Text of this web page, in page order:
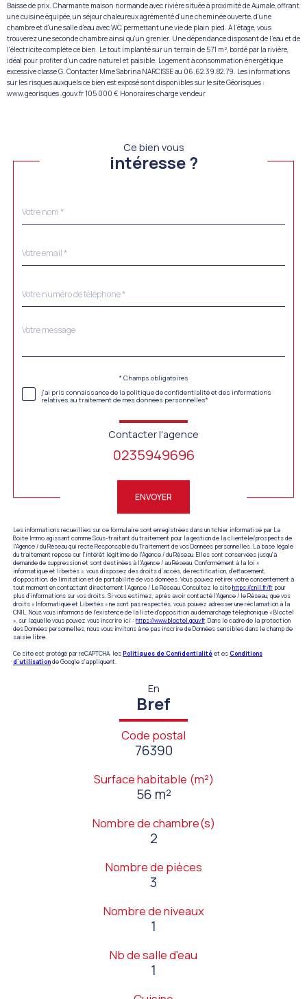
Baisse de prix. Charmante maison normande avec rivière située à proximité de Aumale, offrant
une cuisine équipée, un séjour chaleureux agrémenté d'une cheminée ouverte, d'une
chambre et d'une salle d'eau avec WC permettant une vie de plain pied. A l'étage, vous
trouverez une seconde chambre ainsi qu'un grenier. Une dépendance disposant de l'eau et de
l'électricite compléte ce bien. Le tout implanté sur un terrain de 571 m², bordé par la rivière,
idéal pour profiter d'un cadre naturel et paisible. Logement à consommation énergétique
excessive classe G. Contacter Mme Sabrina NARCISSE au 06.62.39.82.79. Les informations
sur les risques auxquels ce bien est exposé sont disponibles sur le site Géorisques :
www.georisques .gouv.fr 105 000 € Honoraires charge vendeur
Ce bien vous
intéresse ?
par
*
*
*
Fieldset
Message
*
* Champs obligatoires
j'ai pris connaissance de la politique de confidentialité et des informations
relatives au traitement de mes données personnelles*
Contacter l'agence
0235949696
ENVOYER
Les informations recueillies sur ce formulaire sont enregistrées dans un fichier informatisé par La
Boite Immo agissant comme Sous-traitant du traitement pour la gestion de la clientèle/prospects de
l'Agence / du Réseau qui reste Responsable du Traitement de vos Données personnelles. La base légale
du traitement repose sur l'intérêt légitime de l'Agence / du Réseau. Elles sont conservées jusqu'à
demande de suppression et sont destinées à l'Agence / au Réseau. Conformément à la loi «
informatique et libertés », vous disposez des droits d’accès, de rectification, d’effacement,
d’opposition, de limitation et de portabilité de vos données. Vous pouvez retirer votre consentement à
tout moment en contactant directement l’Agence / Le Réseau. Consultez le sitehttps://cnil.fr/fr pour
plus d’informations sur vos droits. Si vous estimez, après avoir contacté l'Agence / le Réseau, que vos
droits « Informatique et Libertés » ne sont pas respectés, vous pouvez adresser une réclamation à la
CNIL. Nous vous informons de l’existence de la liste d'opposition au démarchage téléphonique « Bloctel
», sur laquelle vous pouvez vous inscrire ici : https://www.bloctel.gouv.fr. Dans le cadre de la protection
des Données personnelles, nous vous invitons à ne pas inscrire de Données sensibles dans le champ de
saisie libre.
Ce site est protégé par reCAPTCHA, lesPolitiques de Confidentialitéet esConditions
d'utilisationde Google s'appliquent.
En
Bref
Code postal
76390
Surface habitable (m²)
56 m²
Nombre de chambre(s)
2
Nombre de pièces
3
Nombre de niveaux
1
Nb de salle d'eau
1